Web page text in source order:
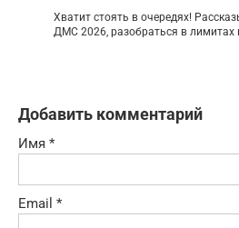
Хватит стоять в очередях!
ДМС 2026, разобраться в лимитах
Добавить комментарий
Имя *
Email *